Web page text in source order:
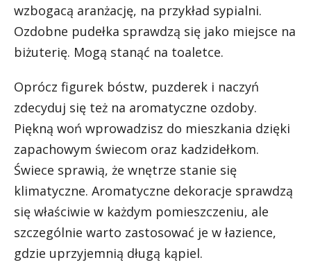
wzbogacą aranżację, na przykład sypialni.
Ozdobne pudełka sprawdzą się jako miejsce na
biżuterię. Mogą stanąć na toaletce.
Oprócz figurek bóstw, puzderek i naczyń
zdecyduj się też na aromatyczne ozdoby.
Piękną woń wprowadzisz do mieszkania dzięki
zapachowym świecom oraz kadzidełkom.
Świece sprawią, że wnętrze stanie się
klimatyczne. Aromatyczne dekoracje sprawdzą
się właściwie w każdym pomieszczeniu, ale
szczególnie warto zastosować je w łazience,
gdzie uprzyjemnią długą kąpiel.